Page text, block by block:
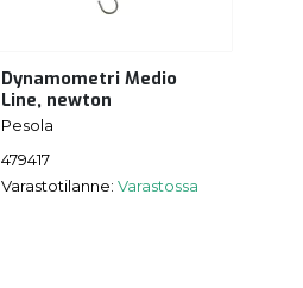
Dynamometri Medio
Line, newton
Pesola
479417
Varastotilanne: Varastossa